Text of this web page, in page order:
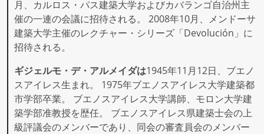
月、カルロス・パス建築大学およびカバランゴ自治州主
催の一連の会議に招待される。 2008年10月、メンドーサ
建築大学主催のレクチャー・シリーズ「Devolución」に
招待される。
ギジェルモ・デ・アルメイダは1945年11月12日、ブエノ
スアイレス生まれ。 1975年ブエノスアイレス大学建築都
市学部卒業。 ブエノスアイレス大学講師、モロン大学建
築学部准教授を歴任。 ブエノスアイレス県建築士会の上
級評議会のメンバーであり、同会の審査員会のメンバー